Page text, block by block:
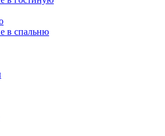
в спальню